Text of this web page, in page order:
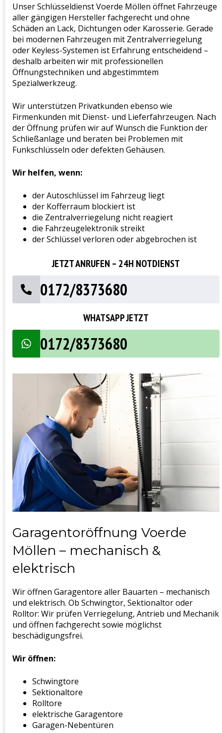
Unser Schlüsseldienst Voerde Möllen öffnet Fahrzeuge
aller gängigen Hersteller fachgerecht und ohne
Schäden an Lack, Dichtungen oder Karosserie. Gerade
bei modernen Fahrzeugen mit Zentralverriegelung
oder Keyless-Systemen ist Erfahrung entscheidend –
deshalb arbeiten wir mit professionellen
Öffnungstechniken und abgestimmtem
Spezialwerkzeug.
Wir unterstützen Privatkunden ebenso wie
Firmenkunden mit Dienst- und Lieferfahrzeugen. Nach
der Öffnung prüfen wir auf Wunsch die Funktion der
Schließanlage und beraten bei Problemen mit
Funkschlüsseln oder defekten Gehäusen.
Wir helfen, wenn:
der Autoschlüssel im Fahrzeug liegt
der Kofferraum blockiert ist
die Zentralverriegelung nicht reagiert
die Fahrzeugelektronik streikt
der Schlüssel verloren oder abgebrochen ist
JETZT ANRUFEN – 24H NOTDIENST
0172/8373680
WHATSAPP JETZT
0172/8373680
Garagentoröffnung Voerde
Möllen – mechanisch &
elektrisch
Wir öffnen Garagentore aller Bauarten – mechanisch
und elektrisch. Ob Schwingtor, Sektionaltor oder
Rolltor: Wir prüfen Verriegelung, Antrieb und Mechanik
und öffnen fachgerecht sowie möglichst
beschädigungsfrei.
Wir öffnen:
Schwingtore
Sektionaltore
Rolltore
elektrische Garagentore
Garagen-Nebentüren